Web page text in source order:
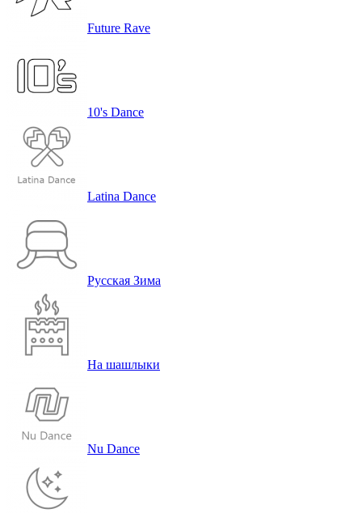
Future Rave
10's Dance
Latina Dance
Русская Зима
На шашлыки
Nu Dance